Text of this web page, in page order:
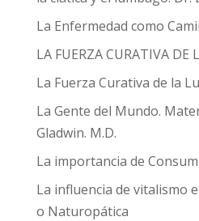
La Enfermedad como
LA FUERZA CURATIVA DE
La Fuerza Curativa de la
La Gente del Mundo.
Gladwin. M.D.
La importancia de
La influencia de vitalismo
o Naturopática